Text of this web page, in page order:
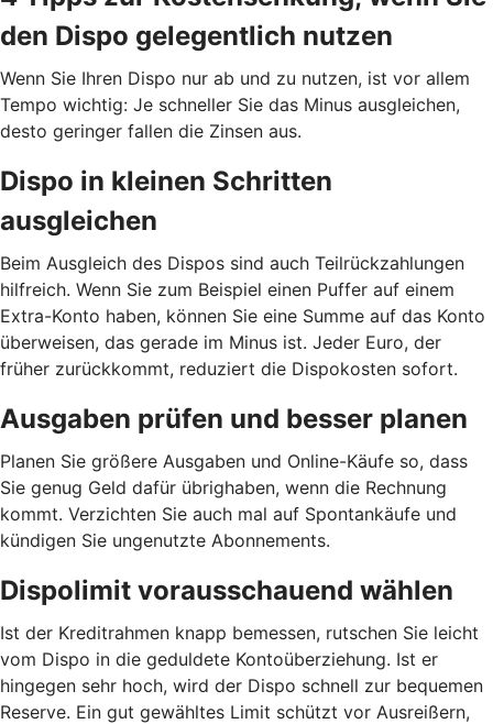
den Dispo gelegentlich nutzen
Wenn Sie Ihren Dispo nur ab und zu nutzen, ist vor allem
Tempo wichtig: Je schneller Sie das Minus ausgleichen,
desto geringer fallen die Zinsen aus.
Dispo in kleinen Schritten
ausgleichen
Beim Ausgleich des Dispos sind auch Teilrückzahlungen
hilfreich. Wenn Sie zum Beispiel einen Puffer auf einem
Extra-Konto haben, können Sie eine Summe auf das Konto
überweisen, das gerade im Minus ist. Jeder Euro, der
früher zurückkommt, reduziert die Dispokosten sofort.
Ausgaben prüfen und besser planen
Planen Sie größere Ausgaben und Online-Käufe so, dass
Sie genug Geld dafür übrighaben, wenn die Rechnung
kommt. Verzichten Sie auch mal auf Spontankäufe und
kündigen Sie ungenutzte Abonnements.
Dispolimit vorausschauend wählen
Ist der Kreditrahmen knapp bemessen, rutschen Sie leicht
vom Dispo in die geduldete Kontoüberziehung. Ist er
hingegen sehr hoch, wird der Dispo schnell zur bequemen
Reserve. Ein gut gewähltes Limit schützt vor Ausreißern,